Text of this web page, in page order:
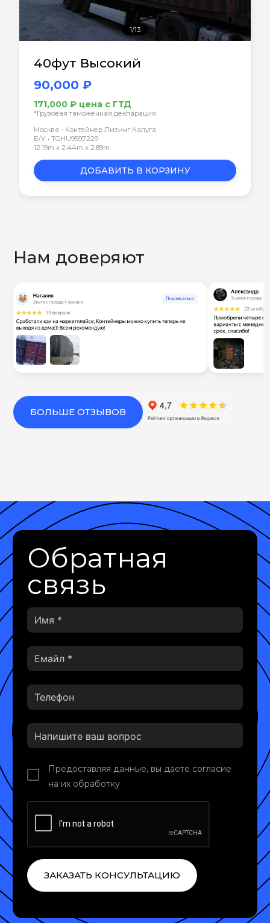
1/13
40фут Высокий
90,000 ₽
171,000 ₽ цена с ГТД
*Грузовая таможенная декларация
Москва - Контейнер Лизинг Калуга
Б/У • TGHU9597229
12.19m x 2.44m x 2.89m
ДОБАВИТЬ В КОРЗИНУ
Нам доверяют
БОЛЬШЕ ОТЗЫВОВ
Обратная
связь
Предоставляя данные, вы даете согласие
на их обработку
ЗАКАЗАТЬ КОНСУЛЬТАЦИЮ